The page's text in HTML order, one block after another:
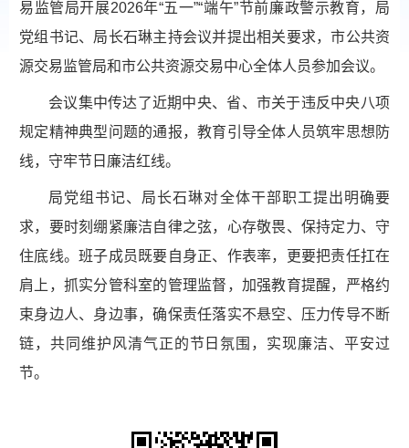
易监管局开展2026年“五一”“端午”节前廉政警示教育，局
党组书记、局长石琳主持会议并提出相关要求，市公共资
源交易监管局和市公共资源交易中心全体人员参加会议。
会议集中传达了近期中央、省、市关于违反中央八项
规定精神典型问题的通报，教育引导全体人员筑牢思想防
线，守牢节日廉洁红线。
局党组书记、局长石琳对全体干部职工提出明确要
求，要时刻绷紧廉洁自律之弦，心存敬畏、保持定力、守
住底线。班子成员既要自身正、作表率，更要把责任扛在
肩上，抓实分管科室的管理监督，加强教育提醒，严格约
束身边人、身边事，确保责任落实不悬空、压力传导不断
链，共同维护风清气正的节日氛围，实现廉洁、平安过
节。